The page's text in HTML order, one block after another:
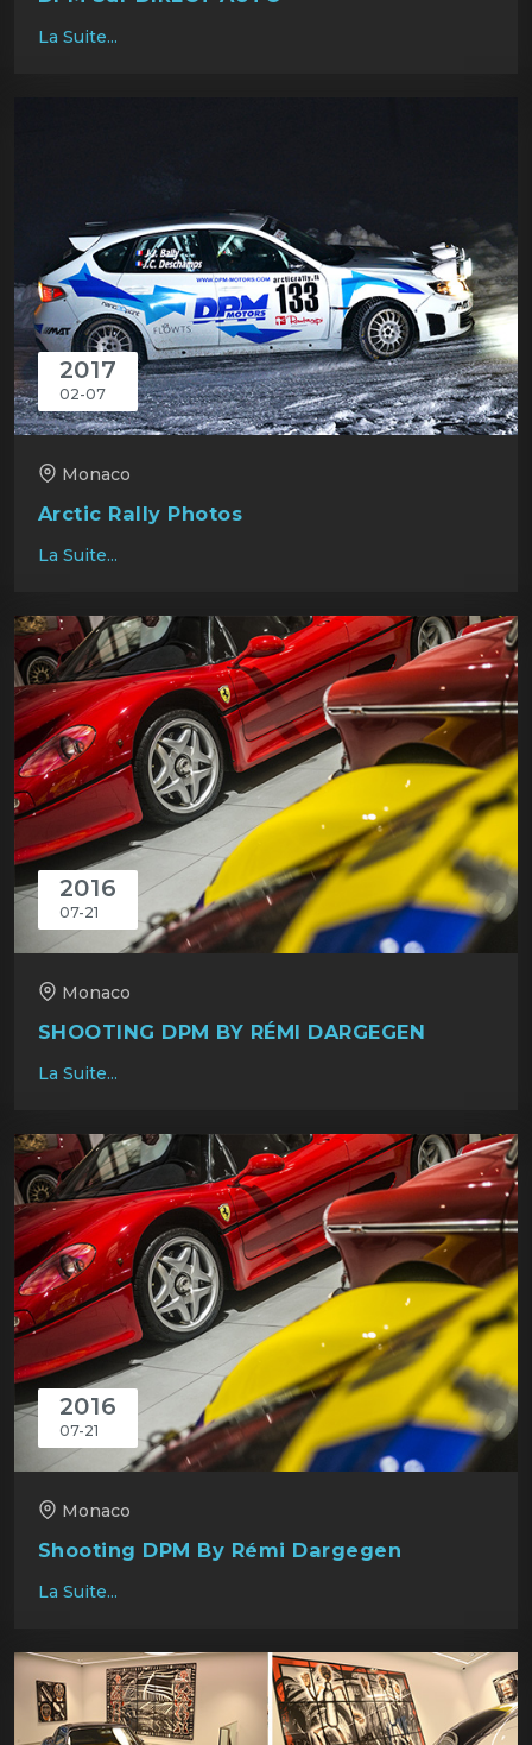
La Suite...
2017
02-07
Monaco
Arctic Rally Photos
La Suite...
2016
07-21
Monaco
SHOOTING DPM BY RÉMI DARGEGEN
La Suite...
2016
07-21
Monaco
Shooting DPM By Rémi Dargegen
La Suite...